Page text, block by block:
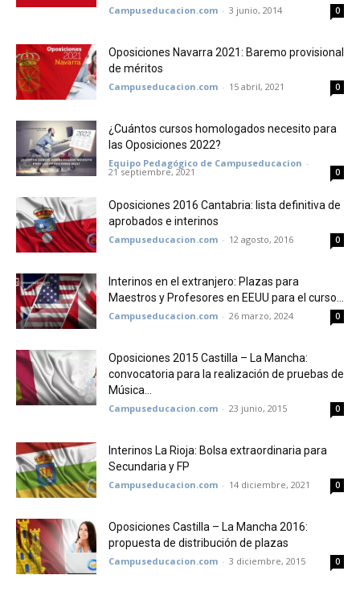
Campuseducacion.com - 3 junio, 2014 0
Oposiciones Navarra 2021: Baremo provisional
de méritos
Campuseducacion.com - 15 abril, 2021 0
¿Cuántos cursos homologados necesito para
las Oposiciones 2022?
Equipo Pedagógico de Campuseducacion -
21 septiembre, 2021 0
Oposiciones 2016 Cantabria: lista definitiva de
aprobados e interinos
Campuseducacion.com - 12 agosto, 2016 0
Interinos en el extranjero: Plazas para
Maestros y Profesores en EEUU para el curso...
Campuseducacion.com - 26 marzo, 2024 0
Oposiciones 2015 Castilla – La Mancha:
convocatoria para la realización de pruebas de
Música...
Campuseducacion.com - 23 junio, 2015 0
Interinos La Rioja: Bolsa extraordinaria para
Secundaria y FP
Campuseducacion.com - 14 diciembre, 2021 0
Oposiciones Castilla – La Mancha 2016:
propuesta de distribución de plazas
Campuseducacion.com - 3 diciembre, 2015 0